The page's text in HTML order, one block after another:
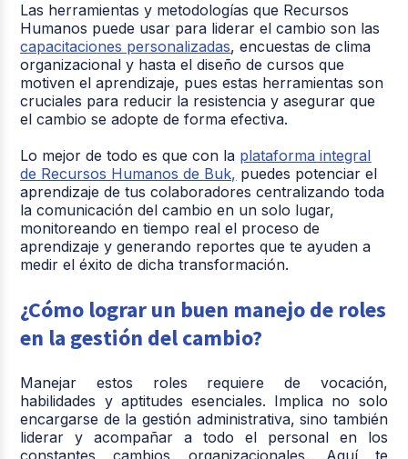
Las herramientas y metodologías que Recursos
Humanos puede usar para liderar el cambio son las
capacitaciones personalizadas, encuestas de clima
organizacional y hasta el diseño de cursos que
motiven el aprendizaje, pues estas herramientas son
cruciales para reducir la resistencia y asegurar que
el cambio se adopte de forma efectiva.
Lo mejor de todo es que con la plataforma integral
de Recursos Humanos de Buk, puedes potenciar el
aprendizaje de tus colaboradores centralizando toda
la comunicación del cambio en un solo lugar,
monitoreando en tiempo real el proceso de
aprendizaje y generando reportes que te ayuden a
medir el éxito de dicha transformación.
¿Cómo lograr un buen manejo de roles
en la gestión del cambio?
Manejar estos roles requiere de vocación,
habilidades y aptitudes esenciales. Implica no solo
encargarse de la gestión administrativa, sino también
liderar y acompañar a todo el personal en los